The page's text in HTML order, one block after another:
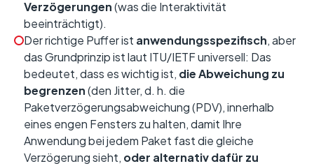
Verzögerungen(was die Interaktivität
beeinträchtigt).
Der richtige Puffer ist anwendungsspezifisch, aber
das Grundprinzip ist laut ITU/IETF universell: Das
bedeutet, dass es wichtig ist, die Abweichung zu
begrenzen(den Jitter, d. h. die
Paketverzögerungsabweichung (PDV), innerhalb
eines engen Fensters zu halten, damit Ihre
Anwendung bei jedem Paket fast die gleiche
Verzögerung sieht, oder alternativ dafür zu